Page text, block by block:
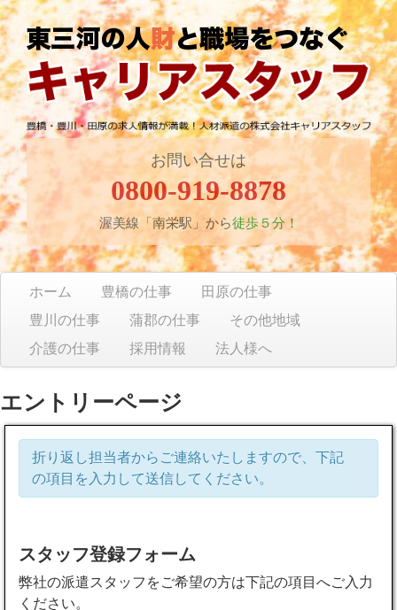
お問い合せは
0800-919-8878
渥美線「南栄駅」から徒歩５分！
ホーム 豊橋の仕事
田原の仕事
豊川の仕事
蒲郡の仕事
その他地域
介護の仕事
採用情報 法人様へ
エントリーページ
折り返し担当者からご連絡いたしますので、下記
の項目を入力して送信してください。
スタッフ登録フォーム
弊社の派遣スタッフをご希望の方は下記の項目へご入力
ください。